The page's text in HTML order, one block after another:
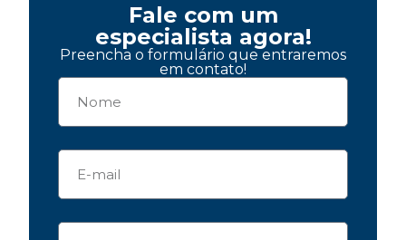
Fale com um
especialista agora!
Preencha o formulário que entraremos
em contato!